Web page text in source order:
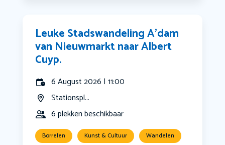
Leuke Stadswandeling A’dam
van Nieuwmarkt naar Albert
Cuyp.
6 August 2026 | 11:00
Stationspl...
6 plekken beschikbaar
Borrelen Kunst & Cultuur Wandelen